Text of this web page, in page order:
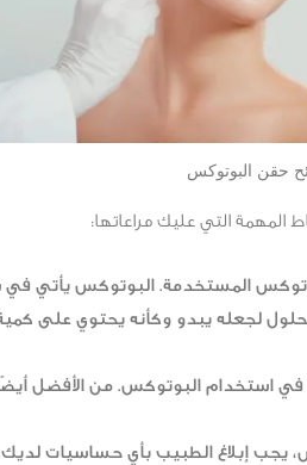
حقن البوتوكس
التي عليك مراعاتها:
المستخدمة. البوتوكس يأتي
لجعله يبدو وكأنه يحتوي على
في استخدام البوتوكس. من الأفضل
إبلاغ الطبيب بأي حساسيات لديك،